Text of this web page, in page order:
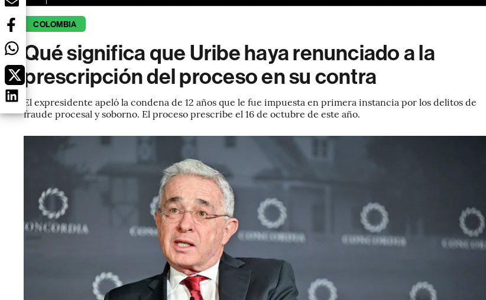
COLOMBIA
Qué significa que Uribe haya renunciado a la
prescripción del proceso en su contra
El expresidente apeló la condena de 12 años que le fue impuesta en primera instancia por los delitos de
fraude procesal y soborno. El proceso prescribe el 16 de octubre de este año.